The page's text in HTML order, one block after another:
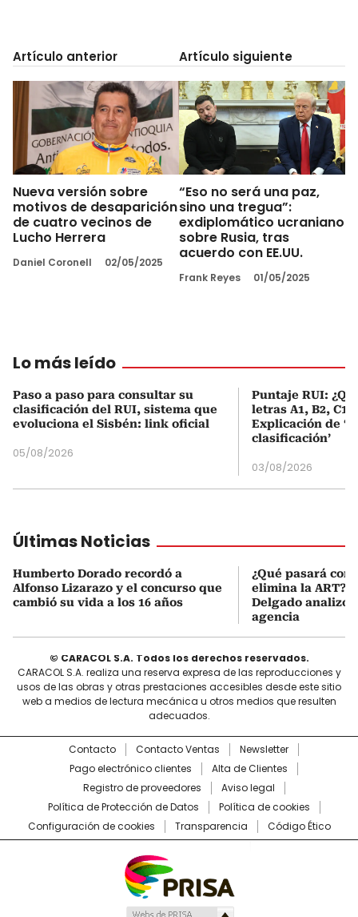
Artículo anterior
Nueva versión sobre
motivos de desaparición
de cuatro vecinos de
Lucho Herrera
Daniel Coronell 02/05/2025
Artículo siguiente
“Eso no será una paz,
sino una tregua”:
exdiplomático ucraniano
sobre Rusia, tras
acuerdo con EE.UU.
Frank Reyes 01/05/2025
Lo más leído
Paso a paso para consultar su
clasificación del RUI, sistema que
evoluciona el Sisbén: link oficial
05/08/2026
Puntaje RUI:
letras A1, B2, C1
Explicación de
clasificación’
03/08/2026
Últimas Noticias
Humberto Dorado recordó a
Alfonso Lizarazo y el concurso que
cambió su vida a los 16 años
¿Qué pasará con
elimina la ART?
Delgado analizó
agencia
© CARACOL S.A. Todos los derechos reservados.
CARACOL S.A. realiza una reserva expresa de las reproducciones y
usos de las obras y otras prestaciones accesibles desde este sitio
web a medios de lectura mecánica u otros medios que resulten
adecuados.
Contacto Contacto Ventas
Newsletter
Pago electrónico clientes
Alta de Clientes
Registro de proveedores
Aviso legal
Política de Protección de Datos
Política de cookies
Configuración de cookies
Transparencia Código Ético